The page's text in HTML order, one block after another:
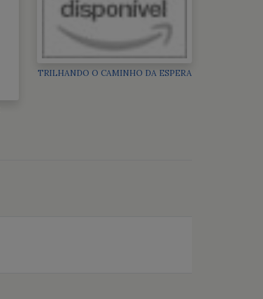
TRILHANDO O CAMINHO DA ESPERA